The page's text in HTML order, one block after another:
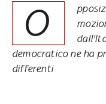
O
democratico ne ha
differenti